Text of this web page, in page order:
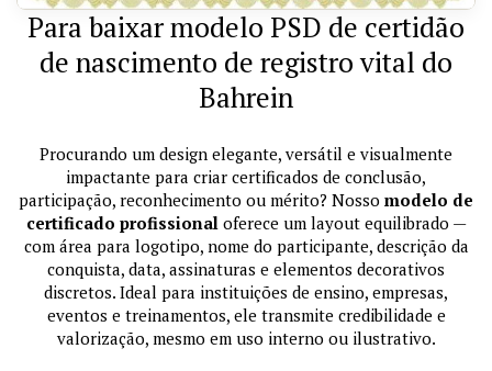
Para baixar modelo PSD de certidão
de nascimento de registro vital do
Bahrein
Procurando um design elegante, versátil e visualmente
impactante para criar certificados de conclusão,
participação, reconhecimento ou mérito? Nosso modelo de
certificado profissionaloferece um layout equilibrado —
com área para logotipo, nome do participante, descrição da
conquista, data, assinaturas e elementos decorativos
discretos. Ideal para instituições de ensino, empresas,
eventos e treinamentos, ele transmite credibilidade e
valorização, mesmo em uso interno ou ilustrativo.